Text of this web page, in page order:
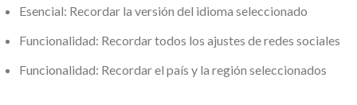
Esencial: Recordar la versión del idioma seleccionado
Funcionalidad: Recordar todos los ajustes de redes sociales
Funcionalidad: Recordar el país y la región seleccionados